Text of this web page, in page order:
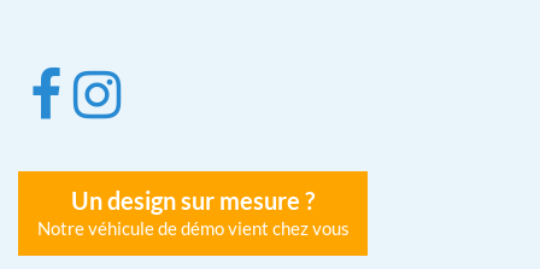
Un design sur mesure ?
Notre véhicule de démo vient chez vous